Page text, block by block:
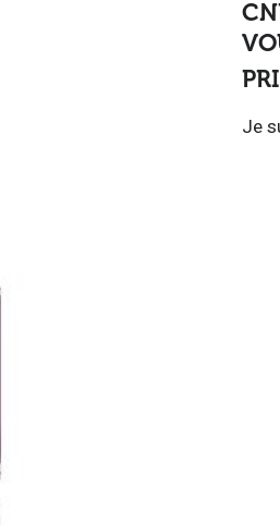
Je